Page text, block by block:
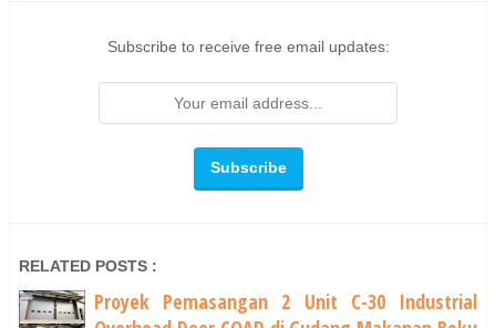
Subscribe to receive free email updates:
RELATED POSTS :
Proyek Pemasangan 2 Unit C-30 Industrial